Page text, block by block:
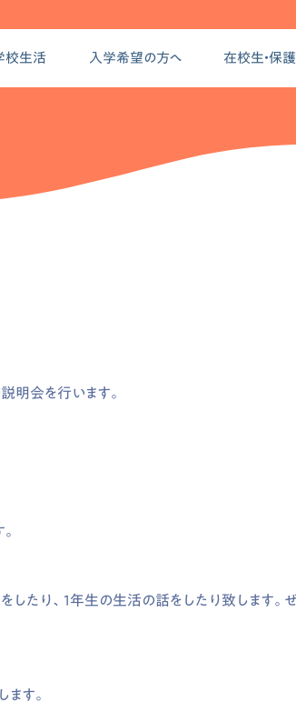
校生活 入学希望の方へ 在校生・保
明会を行います。
したり、1年生の生活の話をしたり致します。
す。